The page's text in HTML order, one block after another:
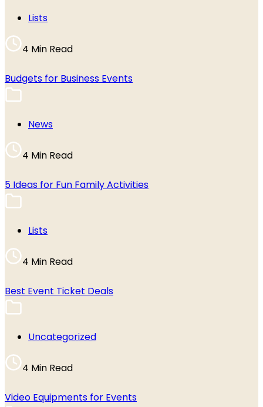
Lists
4 Min Read
Budgets for Business Events
News
4 Min Read
5 Ideas for Fun Family Activities
Lists
4 Min Read
Best Event Ticket Deals
Uncategorized
4 Min Read
Video Equipments for Events